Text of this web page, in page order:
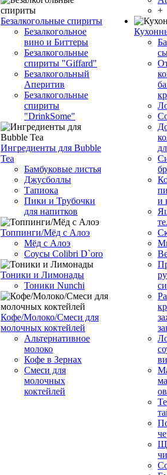
Безалкогольные спириты
Безалкогольное
вино и Биттеры
Безалкогольные
спириты "Giffard"
Безалкогольный
Аперитив
Безалкогольные
спириты
"DrinkSome"
Ингредиенты для Bubble
Tea
Бамбуковые листья
Джусболлы
Тапиока
Пики и Трубочки
для напитков
Топпинги/Мёд с Алоэ
Мёд с Алоэ
Соусы Colibri D`oro
Тоники и Лимонады
Тоники Nunchi
Кофе/Молоко/Смеси для
молочных коктейлей
Альтернативное
молоко
Кофе в Зернах
Смеси для
молочных
коктейлей
+
и